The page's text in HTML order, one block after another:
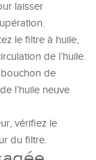
laisser
le filtre à huile,
de l’huile.
de
l’huile neuve
vérifiez le
du filtre.